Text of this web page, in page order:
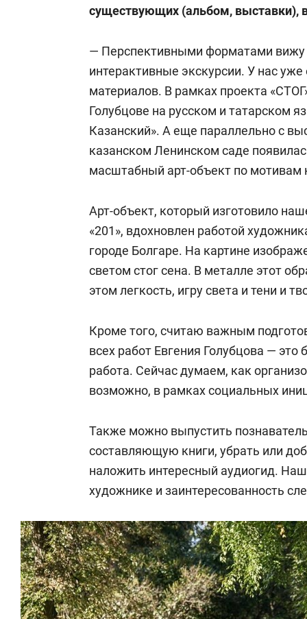
существующих (альбом, выставки),
— Перспективными форматами
интерактивные экскурсии. У нас
материалов. В рамках проекта
Голубцове на русском и татарском
Казанский». А еще параллельно с
казанском Ленинском саде
масштабный арт-объект по мотивам
Арт-объект, который изготовило
«201», вдохновлен работой
городе Болгаре. На картине
светом стог сена. В металле этот
этом легкость, игру света и тени и
Кроме того, считаю важным
всех работ Евгения Голубцова —
работа. Сейчас думаем, как
возможно, в рамках социальных
Также можно выпустить
составляющую книги, убрать или
наложить интересный аудиогид.
художнике и заинтересованность